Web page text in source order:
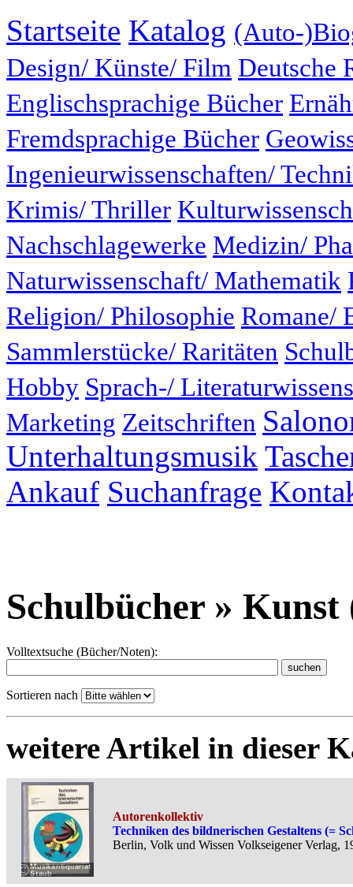
Startseite Katalog (Auto-
Design/ Künste/ Film Deutsche
Englischsprachige Bücher
Fremdsprachige Bücher
Ingenieurwissenschaften/
Krimis/ Thriller
Nachschlagewerke Medizin/
Naturwissenschaft/ Mathematik
Religion/ Philosophie Romane/
Sammlerstücke/ Raritäten
Hobby Sprach-/
Marketing Zeitschriften
Unterhaltungsmusik
Ankauf Suchanfrage
Schulbücher » Kunst
Volltextsuche (Bücher/Noten):
Sortieren nach
weitere Artikel in dieser
Autorenkollektiv
Techniken des bildnerischen Gestaltens (=
Berlin, Volk und Wissen Volkseigener Verlag,